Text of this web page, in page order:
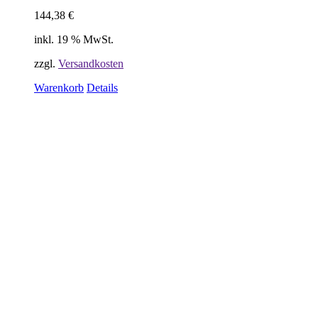
144,38 €
inkl. 19 % MwSt.
zzgl. Versandkosten
Warenkorb Details